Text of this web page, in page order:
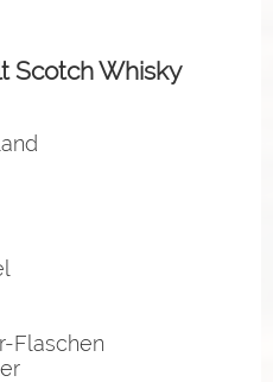
Scotch Whisky
Flaschen